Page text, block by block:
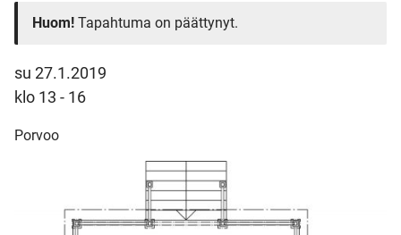
Huom! Tapahtuma on päättynyt.
su 27.1.2019
klo 13 - 16
Porvoo